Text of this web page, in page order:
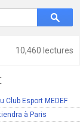
10,460 lectures
Club Esport MEDEF
à Paris